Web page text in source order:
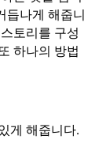
듭나게 해줍니
토리를 구성
하나의 방법
게 해줍니다.